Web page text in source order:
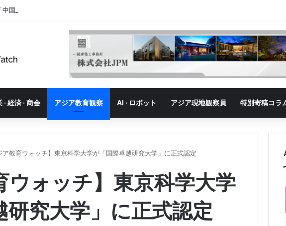
「中国プラスワン」の勝者｜ベトナム、「最大の勝者」が抱える成長の悩み
· 経済 · 商会 アジア教育観察 AI · ロボット アジア現地観察員 特別寄稿コラ
ア教育ウォッチ】東京科学大学が「国際卓越研究大学」に正式認定
ウォッチ】東京科学大学
研究大学」に正式認定